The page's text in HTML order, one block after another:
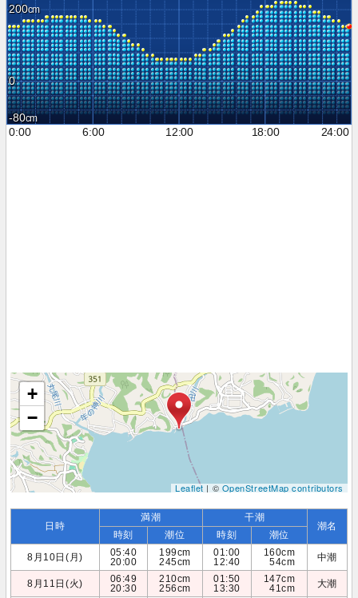
200
0
-80
0:00
6:00 12:00 18:00 24:00
+
−
Leaflet| ©OpenStreetMap contributors
日時
満潮 干潮
潮名
時刻 潮位 時刻
潮位
8月10日(月)
05:40
20:00
199cm
245cm
01:00
12:40
160cm
54cm
中潮
8月11日(火)
06:49
20:30
210cm
256cm
01:50
13:30
147cm
41cm
大潮